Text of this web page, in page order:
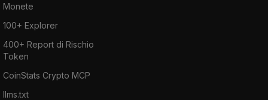
Monete
100+ Explorer
400+ Report di Rischio
Token
CoinStats Crypto MCP
llms.txt